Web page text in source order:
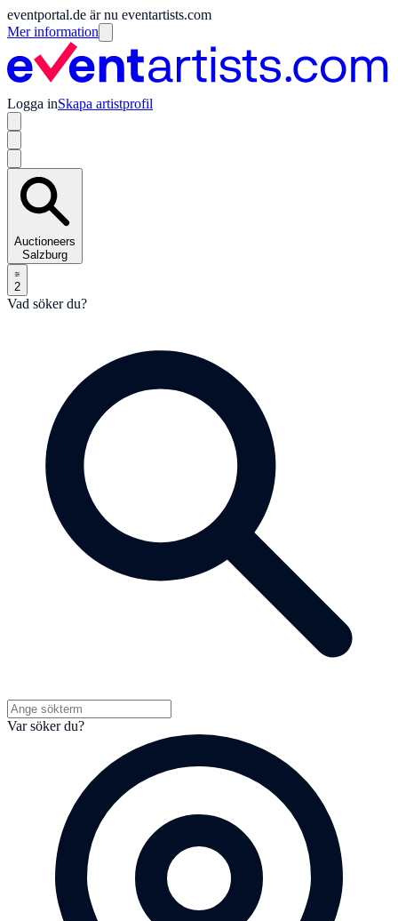
eventportal.de är nu eventartists.com
Mer information
Logga inSkapa artistprofil
Auctioneers
Salzburg
2
Vad söker du?
Var söker du?